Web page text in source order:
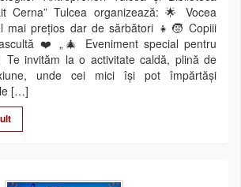
Cerna” Tulcea organizează: 🌟 Vocea
mai prețios dar de sărbători 👧🧒 Copiii
❤️ „🎄 Eveniment special pentru
invităm la o activitate caldă, plină de
unde cei mici își pot împărtăși
[…]